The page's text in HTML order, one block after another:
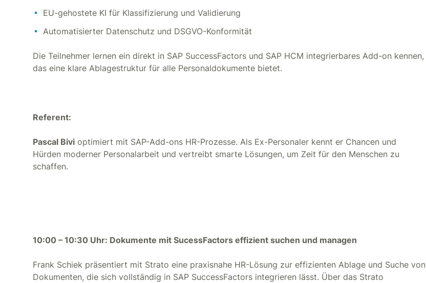
EU-gehostete KI für Klassifizierung und Validierung
Automatisierter Datenschutz und DSGVO-Konformität
Die Teilnehmer lernen ein direkt in SAP SuccessFactors und SAP HCM integrierbares Add-on kennen,
das eine klare Ablagestruktur für alle Personaldokumente bietet.
Referent:
Pascal Bivi optimiert mit SAP-Add-ons HR-Prozesse. Als Ex-Personaler kennt er Chancen und
Hürden moderner Personalarbeit und vertreibt smarte Lösungen, um Zeit für den Menschen zu
schaffen.
10:00 – 10:30 Uhr: Dokumente mit SucessFactors effizient suchen und managen
Frank Schiek präsentiert mit Strato eine praxisnahe HR-Lösung zur effizienten Ablage und Suche von
Dokumenten, die sich vollständig in SAP SuccessFactors integrieren lässt. Über das Strato